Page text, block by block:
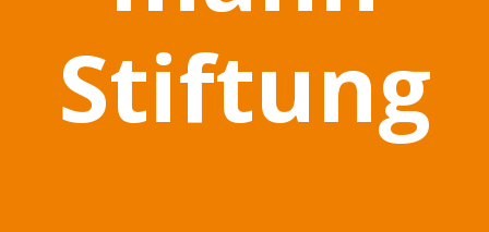
Stiftung